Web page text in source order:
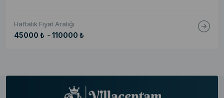
Haftalık Fiyat Aralığı
45000 ₺ - 110000 ₺